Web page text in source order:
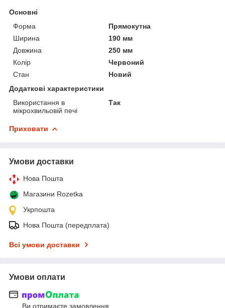
Основні
Форма
Прямокутна
Ширина
190 мм
Довжина
250 мм
Колір
Червоний
Стан
Новий
Додаткові характеристики
Використання в
мікрохвильовій печі
Так
Приховати
Умови доставки
Нова Пошта
Магазини Rozetka
Укрпошта
Нова Пошта (передплата)
Всі умови доставки
Умови оплати
Ви отримаєте замовлення